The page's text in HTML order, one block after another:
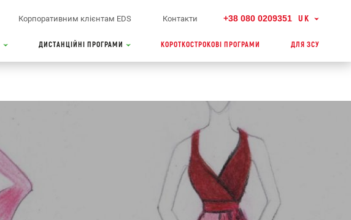
Корпоративним клієнтам EDS Контакти +38 080 0209351 UK
ДИСТАНЦІЙНІ ПРОГРАМИ КОРОТКОСТРОКОВІ ПРОГРАМИ ДЛЯ ЗСУ